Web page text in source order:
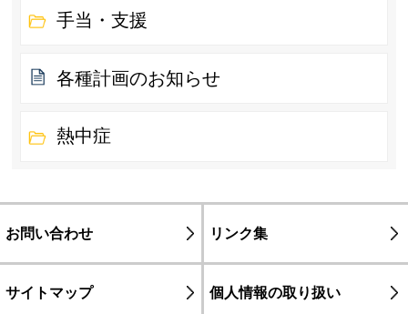
手当・支援
各種計画のお知らせ
熱中症
お問い合わせ リンク集
サイトマップ 個人情報の取り扱い